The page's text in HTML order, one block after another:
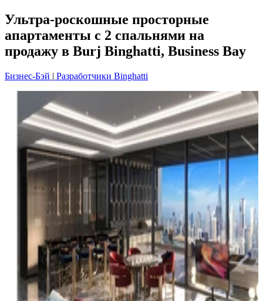
Ультра-роскошные просторные
апартаменты с 2 спальнями на
продажу в Burj Binghatti, Business Bay
Бизнес-Бэй | Разработчики Binghatti